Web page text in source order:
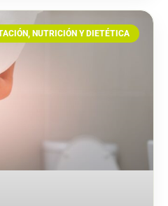
NUTRICIÓN Y DIETÉTICA